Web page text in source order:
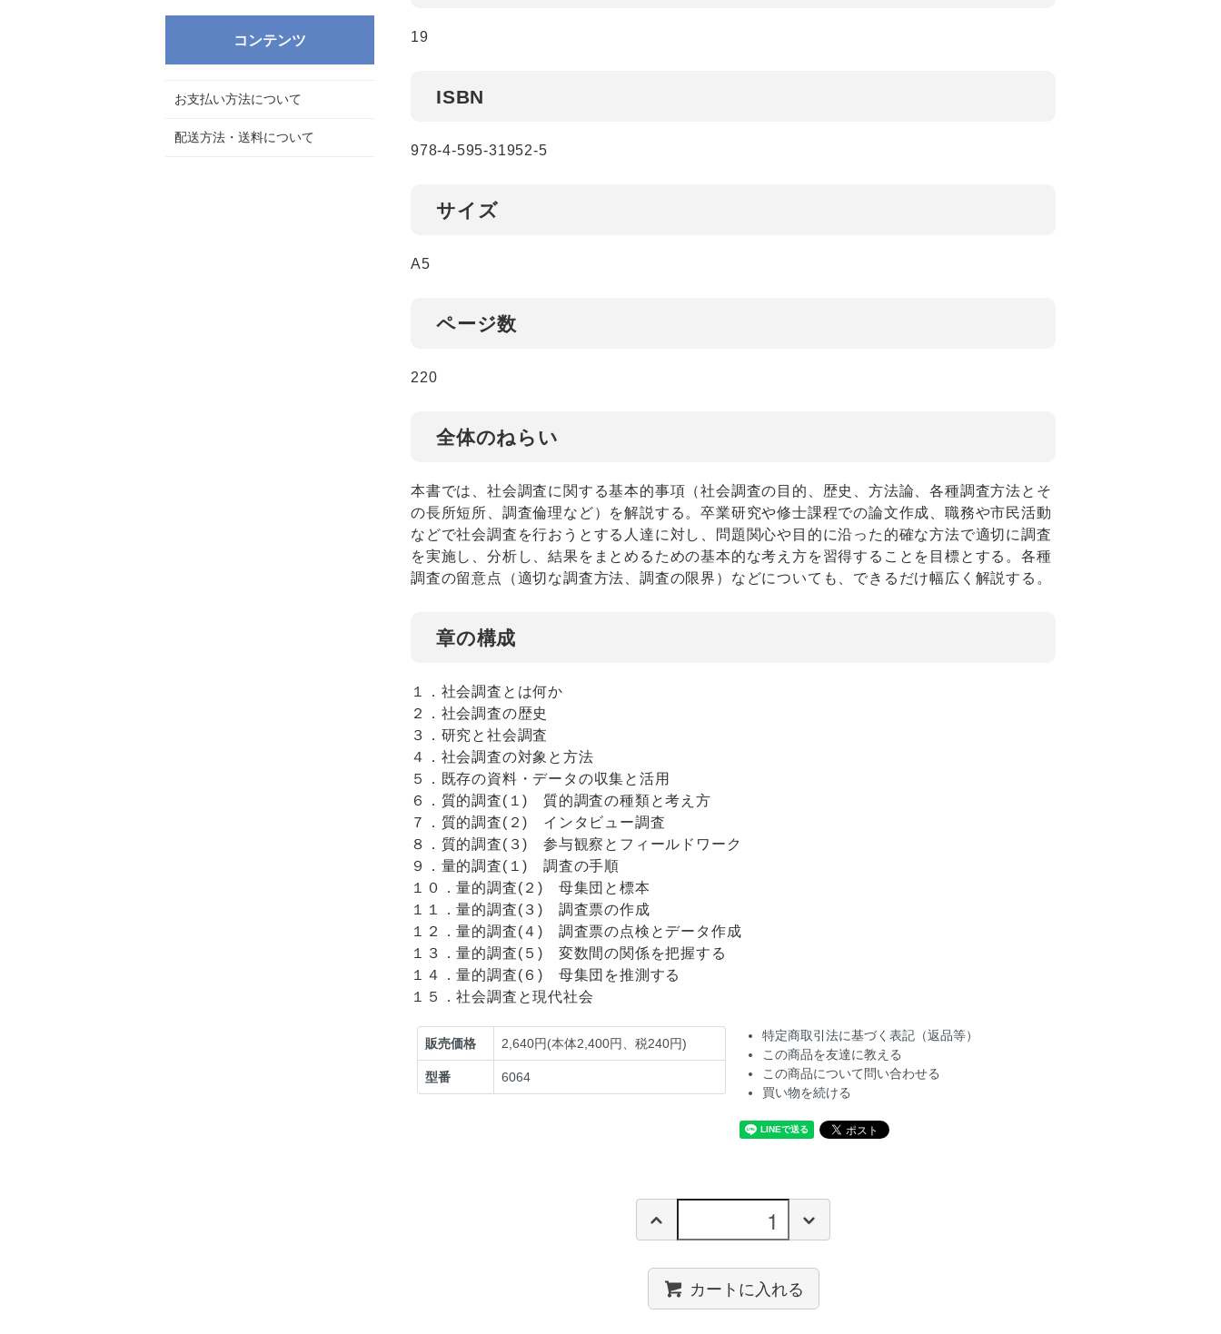
19
ISBN
978-4-595-31952-5
サイズ
A5
ページ数
220
全体のねらい
本書では、社会調査に関する基本的事項（社会調査の目的、歴史、方法論、各種調査方法とそ
の長所短所、調査倫理など）を解説する。卒業研究や修士課程での論文作成、職務や市民活動
などで社会調査を行おうとする人達に対し、問題関心や目的に沿った的確な方法で適切に調査
を実施し、分析し、結果をまとめるための基本的な考え方を習得することを目標とする。各種
調査の留意点（適切な調査方法、調査の限界）などについても、できるだけ幅広く解説する。
章の構成
１．社会調査とは何か
２．社会調査の歴史
３．研究と社会調査
４．社会調査の対象と方法
５．既存の資料・データの収集と活用
６．質的調査(１) 質的調査の種類と考え方
７．質的調査(２) インタビュー調査
８．質的調査(３) 参与観察とフィールドワーク
９．量的調査(１) 調査の手順
１０．量的調査(２) 母集団と標本
１１．量的調査(３) 調査票の作成
１２．量的調査(４) 調査票の点検とデータ作成
１３．量的調査(５) 変数間の関係を把握する
１４．量的調査(６) 母集団を推測する
１５．社会調査と現代社会
販売価格 2,640円(本体2,400円、税240円)
型番 6064
特定商取引法に基づく表記（返品等）
この商品を友達に教える
この商品について問い合わせる
買い物を続ける
カートに入れる
コンテンツ
お支払い方法について
配送方法・送料について